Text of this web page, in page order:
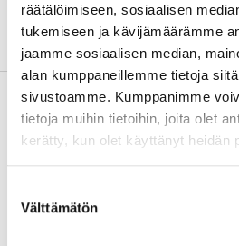
räätälöimiseen, sosiaalisen
tukemiseen ja kävijämäärämme
jaamme sosiaalisen median,
alan kumppaneillemme tietoja
sivustoamme. Kumppanimme
tietoja muihin tietoihin, joita olet
kerätty, kun olet käyttänyt heidän
valinta
Välttämätön
Tila Päättynyt
Yhteyshenkilö Maija
Kuvaus
kehittää